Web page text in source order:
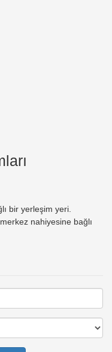
bir yerleşim yeri.
nahiyesine bağlı